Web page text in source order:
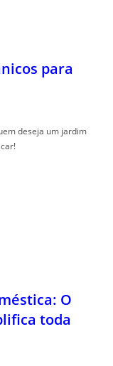
para
deseja um jardim
O
toda